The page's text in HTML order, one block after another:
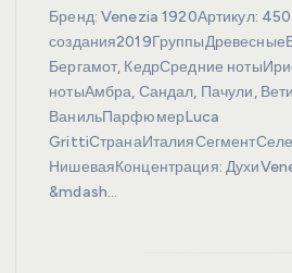
Бренд: Venezia 1920Артикул:
Бергамот, КедрСредние
нотыАмбра, Сандал, Пачули,
ВанильПарфюмерLuca
НишеваяКонцентрация:
&mdash…